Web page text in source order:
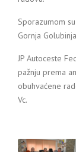
Sporazumom
Gornja
JP Autoceste
pažnju prema
obuhvaćene
Vc.